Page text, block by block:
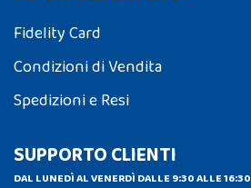
Fidelity Card
Condizioni di Vendita
Spedizioni e Resi
SUPPORTO CLIENTI
DAL LUNEDÌ AL VENERDÌ DALLE 9:30 ALLE 16:30